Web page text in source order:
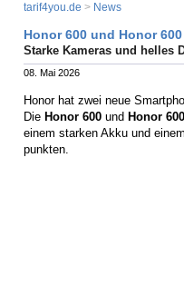
tarif4you.de > News
Honor 600 und Honor
Starke Kameras und helles
08. Mai 2026
Honor hat zwei neue
Die Honor 600 und Honor
einem starken Akku und
punkten.